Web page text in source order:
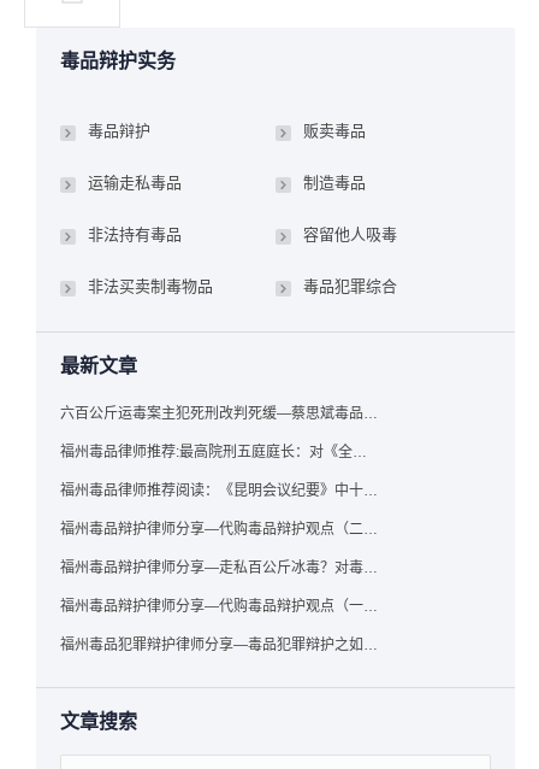
毒品辩护实务
毒品辩护 贩卖毒品
运输走私毒品 制造毒品
非法持有毒品 容留他人吸毒
非法买卖制毒物品 毒品犯罪综合
最新文章
六百公斤运毒案主犯死刑改判死缓—蔡思斌毒品犯罪辩护成功案例
福州毒品律师推荐:最高院刑五庭庭长：对《全国法院毒品案件审判工作会议纪要》的理解与适用
福州毒品律师推荐阅读：《昆明会议纪要》中十个“意想不到”的规定
福州毒品辩护律师分享—代购毒品辩护观点（二）——“牟利”之辩
福州毒品辩护律师分享—走私百公斤冰毒？对毒品缺失型走私毒品罪案件，该如何有效辩护
福州毒品辩护律师分享—代购毒品辩护观点（一）——“真假”之辩
福州毒品犯罪辩护律师分享—毒品犯罪辩护之如何提炼言辞证据
文章搜索